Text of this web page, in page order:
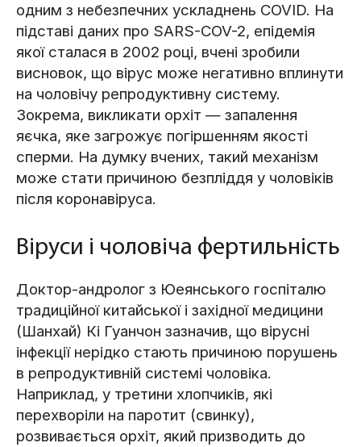
одним з небезпечних ускладнень COVID. На
підставі даних про SARS-COV-2, епідемія
якої сталася в 2002 році, вчені зробили
висновок, що вірус може негативно вплинути
на чоловічу репродуктивну систему.
Зокрема, викликати орхіт — запалення
яєчка, яке загрожує погіршенням якості
сперми. На думку вчених, такий механізм
може стати причиною безпліддя у чоловіків
після коронавіруса.
Віруси і чоловіча фертильність
Доктор-андролог з Юеянського госпіталю
традиційної китайської і західної медицини
(Шанхай) Кі Гуанчон зазначив, що вірусні
інфекції нерідко стають причиною порушень
в репродуктивній системі чоловіка.
Наприклад, у третини хлопчиків, які
перехворіли на паротит (свинку),
розвивається орхіт, який призводить до